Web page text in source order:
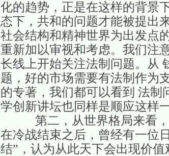
化的趋势，正是在这样的背景
态下，共和的问题才能被提出
社会结构和精神世界为出发点
重新加以审视和考虑。我们注
长线上开始关注法制问题。从
题，好的市场需要有法制作为
的专著，我们都可以看到 法制
学创新讲坛也同样是顺应这样
第二，从世界格局来看，也
在冷战结束之后，曾经有一位
结”，认为从此天下会出现价